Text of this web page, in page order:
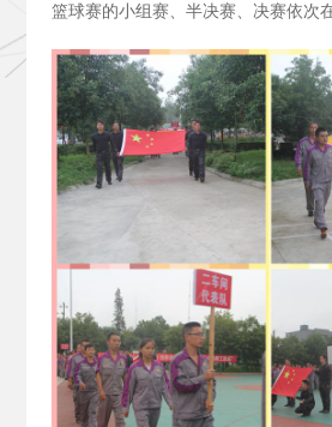
篮球赛的小组赛、半决赛、决赛依次